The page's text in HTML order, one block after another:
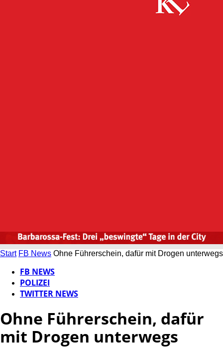
Start FB News Ohne Führerschein, dafür mit Drogen unterwegs
FB NEWS
POLIZEI
TWITTER NEWS
Ohne Führerschein, dafür
mit Drogen unterwegs